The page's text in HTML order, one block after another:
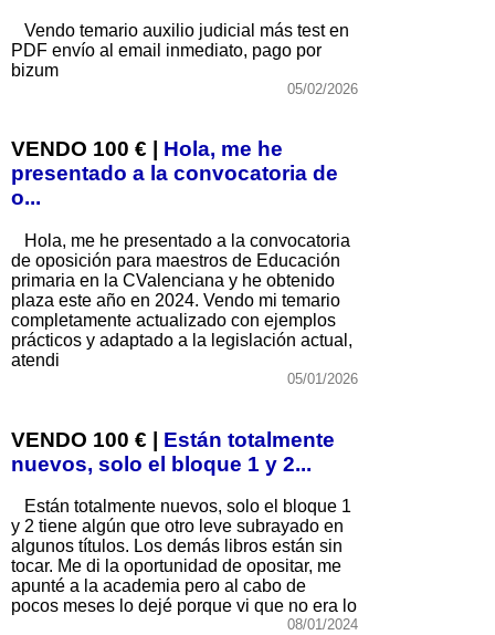
Vendo temario auxilio judicial más test en
PDF envío al email inmediato, pago por
bizum
05/02/2026
VENDO 100 € | Hola, me he
presentado a la convocatoria de
o...
Hola, me he presentado a la convocatoria
de oposición para maestros de Educación
primaria en la CValenciana y he obtenido
plaza este año en 2024. Vendo mi temario
completamente actualizado con ejemplos
prácticos y adaptado a la legislación actual,
atendi
05/01/2026
VENDO 100 € | Están totalmente
nuevos, solo el bloque 1 y 2...
Están totalmente nuevos, solo el bloque 1
y 2 tiene algún que otro leve subrayado en
algunos títulos. Los demás libros están sin
tocar. Me di la oportunidad de opositar, me
apunté a la academia pero al cabo de
pocos meses lo dejé porque vi que no era lo
08/01/2024